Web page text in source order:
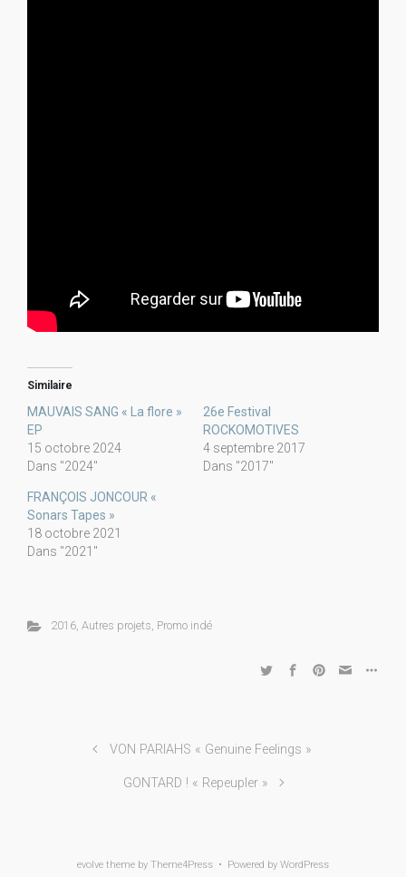
Similaire
MAUVAIS SANG « La flore »
EP
15 octobre 2024
Dans "2024"
26e Festival
ROCKOMOTIVES
4 septembre 2017
Dans "2017"
FRANÇOIS JONCOUR «
Sonars Tapes »
18 octobre 2021
Dans "2021"
2016, Autres projets, Promo indé
VON PARIAHS « Genuine Feelings »
GONTARD ! « Repeupler »
evolve theme by Theme4Press • Powered by WordPress